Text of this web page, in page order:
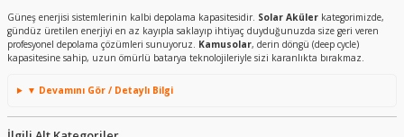
Güneş enerjisi sistemlerinin kalbi depolama kapasitesidir. Solar Aküler kategorimizde,
gündüz üretilen enerjiyi en az kayıpla saklayıp ihtiyaç duyduğunuzda size geri veren
profesyonel depolama çözümleri sunuyoruz. Kamusolar, derin döngü (deep cycle)
kapasitesine sahip, uzun ömürlü batarya teknolojileriyle sizi karanlıkta bırakmaz.
▼ Devamını Gör / Detaylı Bilgi